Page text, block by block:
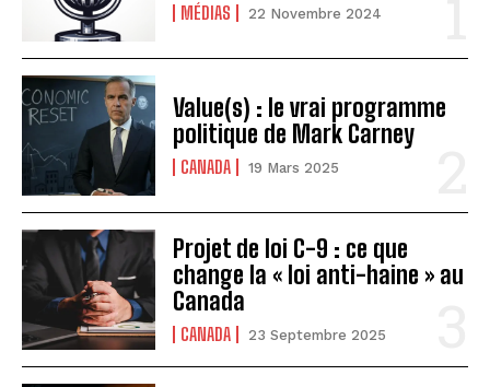
MÉDIAS 22 Novembre 2024
Value(s) : le vrai programme
politique de Mark Carney
CANADA 19 Mars 2025
Projet de loi C-9 : ce que
change la « loi anti-haine » au
Canada
CANADA 23 Septembre 2025